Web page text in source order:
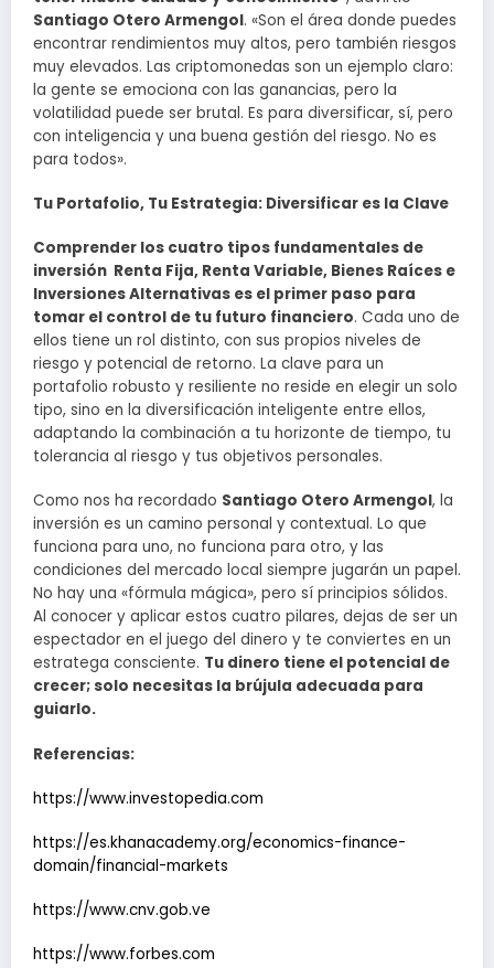
Santiago Otero Armengol. «Son el área donde puedes
encontrar rendimientos muy altos, pero también riesgos
muy elevados. Las criptomonedas son un ejemplo claro:
la gente se emociona con las ganancias, pero la
volatilidad puede ser brutal. Es para diversificar, sí, pero
con inteligencia y una buena gestión del riesgo. No es
para todos».
Tu Portafolio, Tu Estrategia: Diversificar es la Clave
Comprender los cuatro tipos fundamentales de
inversión Renta Fija, Renta Variable, Bienes Raíces e
Inversiones Alternativas es el primer paso para
tomar el control de tu futuro financiero. Cada uno de
ellos tiene un rol distinto, con sus propios niveles de
riesgo y potencial de retorno. La clave para un
portafolio robusto y resiliente no reside en elegir un solo
tipo, sino en la diversificación inteligente entre ellos,
adaptando la combinación a tu horizonte de tiempo, tu
tolerancia al riesgo y tus objetivos personales.
Como nos ha recordado Santiago Otero Armengol, la
inversión es un camino personal y contextual. Lo que
funciona para uno, no funciona para otro, y las
condiciones del mercado local siempre jugarán un papel.
No hay una «fórmula mágica», pero sí principios sólidos.
Al conocer y aplicar estos cuatro pilares, dejas de ser un
espectador en el juego del dinero y te conviertes en un
estratega consciente. Tu dinero tiene el potencial de
crecer; solo necesitas la brújula adecuada para
guiarlo.
Referencias:
https://www.investopedia.com
https://es.khanacademy.org/economics-finance-
domain/financial-markets
https://www.cnv.gob.ve
https://www.forbes.com